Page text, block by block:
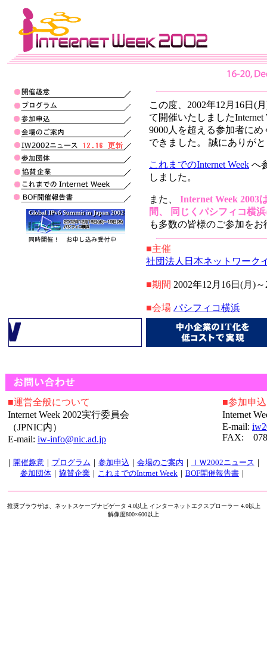
この度、2002年12月16日(
て開催いたしました
9000人を超える参加者に
できました。 誠にありが
これまでのInternet Week へ
しました。
また、 Internet Week 2003
間、 同じくパシフィコ横
も多数の皆様のご参加を
■主催
社団法人日本ネットワーク
■期間 2002年12月16日(月)
■会場 パシフィコ横浜
■運営全般について
Internet Week 2002実行委員会
（JPNIC内）
E-mail: iw-info@nic.ad.jp
■参加申
Internet
E-mail:
FAX:
｜ 開催趣意｜ プログラム ｜ 参加申込 ｜ 会場のご案内 ｜ ＩＷ2002ニュース ｜
参加団体 ｜ 協賛企業 ｜ これまでのIntrnet Week ｜ BOF開催報告書 ｜
推奨ブラウザは、ネットスケープナビゲータ 4.0以上 インターネットエクスプローラー 4.0以上
解像度800×600以上